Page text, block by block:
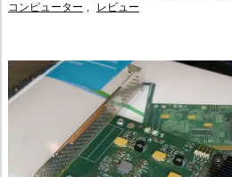
コンピューター , レビュー